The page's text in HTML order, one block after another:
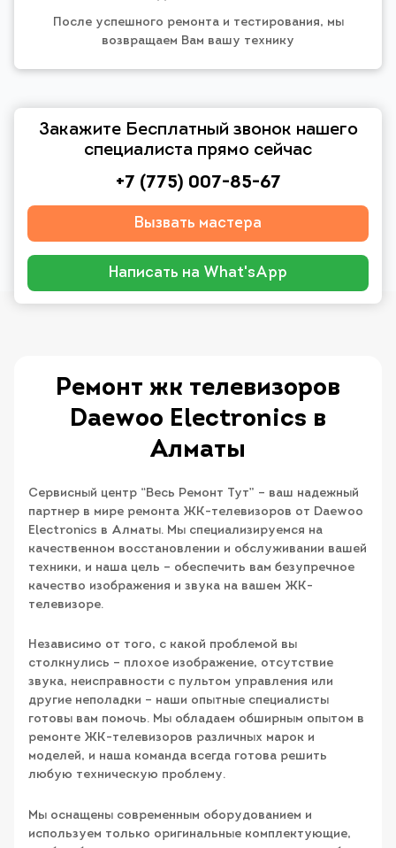
После успешного ремонта и тестирования, мы
возвращаем Вам вашу технику
Закажите Бесплатный звонок нашего
специалиста прямо сейчас
+7 (775) 007-85-67
Вызвать мастера
Написать на What'sApp
Ремонт жк телевизоров
Daewoo Electronics в
Алматы
Сервисный центр “Весь Ремонт Тут” – ваш надежный
партнер в мире ремонта ЖК-телевизоров от Daewoo
Electronics в Алматы. Мы специализируемся на
качественном восстановлении и обслуживании вашей
техники, и наша цель – обеспечить вам безупречное
качество изображения и звука на вашем ЖК-
телевизоре.
Независимо от того, с какой проблемой вы
столкнулись – плохое изображение, отсутствие
звука, неисправности с пультом управления или
другие неполадки – наши опытные специалисты
готовы вам помочь. Мы обладаем обширным опытом в
ремонте ЖК-телевизоров различных марок и
моделей, и наша команда всегда готова решить
любую техническую проблему.
Мы оснащены современным оборудованием и
используем только оригинальные комплектующие,